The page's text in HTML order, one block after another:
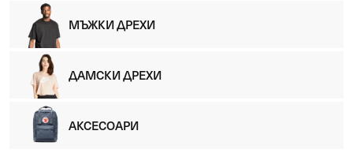
МЪЖКИ ДРЕХИ
ДАМСКИ ДРЕХИ
АКСЕСОАРИ